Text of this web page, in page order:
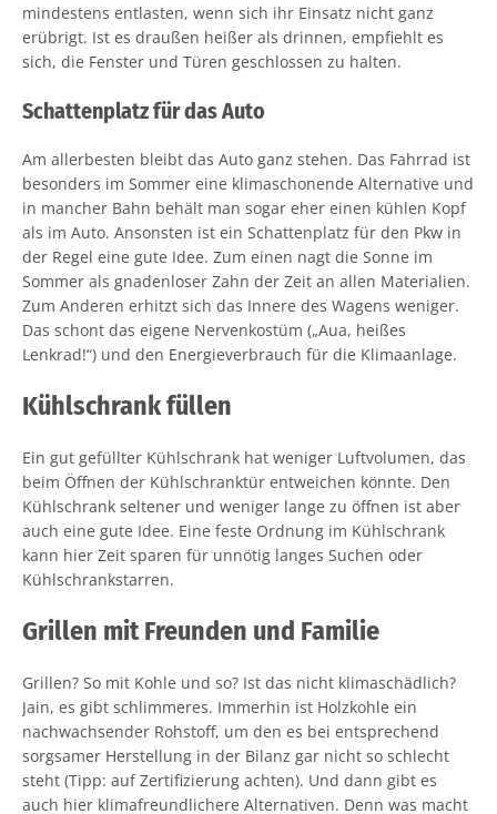
mindestens entlasten, wenn sich ihr Einsatz nicht ganz
erübrigt. Ist es draußen heißer als drinnen, empfiehlt es
sich, die Fenster und Türen geschlossen zu halten.
Schattenplatz für das Auto
Am allerbesten bleibt das Auto ganz stehen. Das Fahrrad ist
besonders im Sommer eine klimaschonende Alternative und
in mancher Bahn behält man sogar eher einen kühlen Kopf
als im Auto. Ansonsten ist ein Schattenplatz für den Pkw in
der Regel eine gute Idee. Zum einen nagt die Sonne im
Sommer als gnadenloser Zahn der Zeit an allen Materialien.
Zum Anderen erhitzt sich das Innere des Wagens weniger.
Das schont das eigene Nervenkostüm („Aua, heißes
Lenkrad!“) und den Energieverbrauch für die Klimaanlage.
Kühlschrank füllen
Ein gut gefüllter Kühlschrank hat weniger Luftvolumen, das
beim Öffnen der Kühlschranktür entweichen könnte. Den
Kühlschrank seltener und weniger lange zu öffnen ist aber
auch eine gute Idee. Eine feste Ordnung im Kühlschrank
kann hier Zeit sparen für unnötig langes Suchen oder
Kühlschrankstarren.
Grillen mit Freunden und Familie
Grillen? So mit Kohle und so? Ist das nicht klimaschädlich?
Jain, es gibt schlimmeres. Immerhin ist Holzkohle ein
nachwachsender Rohstoff, um den es bei entsprechend
sorgsamer Herstellung in der Bilanz gar nicht so schlecht
steht (Tipp: auf Zertifizierung achten). Und dann gibt es
auch hier klimafreundlichere Alternativen. Denn was macht